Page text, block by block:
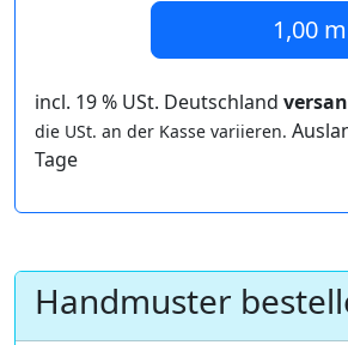
1,00 m
incl. 19 % USt. Deutschland
die USt. an der Kasse variieren.
Tage
Handmuster